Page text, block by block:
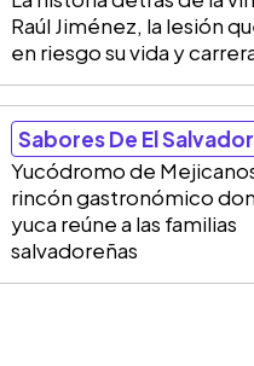
Raúl Jiménez, la lesión
en riesgo su vida y
Sabores De El Salvador
Yucódromo de
rincón gastronómico
yuca reúne a las familias
salvadoreñas